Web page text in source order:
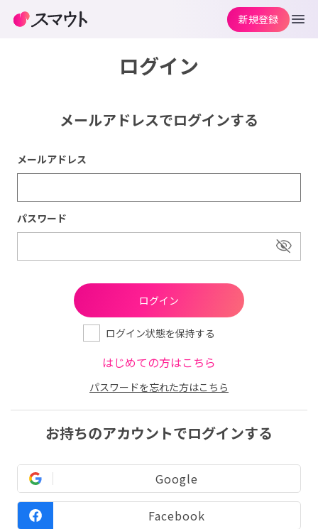
ログイン
メールアドレスでログインする
メールアドレス
パスワード
ログイン状態を保持する
はじめての方はこちら
パスワードを忘れた方はこちら
お持ちのアカウントでログインする
Google
Facebook
新規登録